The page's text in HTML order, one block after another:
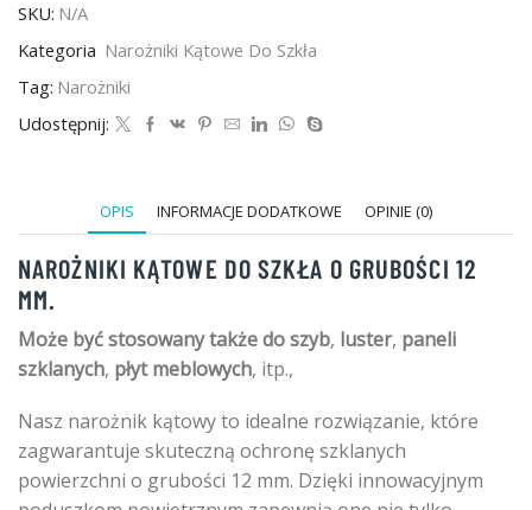
do
szkła
12mm
-
SKU: N/A
Kategoria Narożniki Kątowe Do Szkła
Tag: Narożniki
Udostępnij:
OPIS INFORMACJE DODATKOWE OPINIE (0)
NAROŻNIKI KĄTOWE DO SZKŁA O GRUBOŚCI 12
MM.
Może być stosowany także do szyb, luster, paneli
szklanych, płyt meblowych, itp.,
Nasz narożnik kątowy to idealne rozwiązanie, które
zagwarantuje skuteczną ochronę szklanych
powierzchni o grubości 12 mm. Dzięki innowacyjnym